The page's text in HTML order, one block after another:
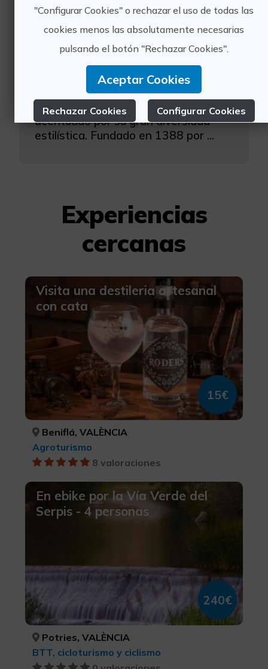
El Monasterio de Sant Jeroni de
Cotalba es uno de los más notables y
mejor conservados de la Comunitat
Valenciana, hecho que se ve
acentuado por su gran diversidad
estilística. Fundado en 1388 por ...
Experiencias
cercanas
Visita una destileria artesanal
con cata
15€
Beniflá, VALÈNCIA
Agroturismo
8 valoraciones
En ebike por la Vía Verde del
Serpis - 4 personas
240€
Potries, VALÈNCIA
BTT, cicloturismo y ciclismo
"Configurar Cookies" o rechazar el uso de todas las
cookies menos las absolutamente necesarias
pulsando el botón "Rechazar Cookies".
Aceptar Cookies
Rechazar Cookies Configurar Cookies
Más información